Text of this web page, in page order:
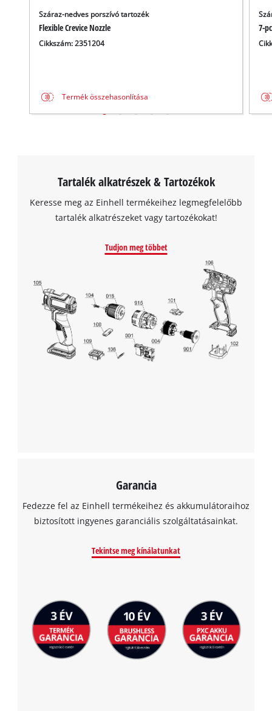
Száraz-nedves porszívó tartozék
Flexible Crevice Nozzle
Cikkszám: 2351204
Termék összehasonlítása
7-
Tartalék alkatrészek & Tartozékok
Keresse meg az Einhell termékeihez legmegfelelőbb
tartalék alkatrészeket vagy tartozékokat!
Tudjon meg többet
Garancia
Fedezze fel az Einhell termékeihez és akkumulátoraihoz
biztosított ingyenes garanciális szolgáltatásainkat.
Tekintse meg kínálatunkat